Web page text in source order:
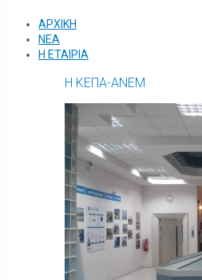
ΑΡΧΙΚΗ
ΝΕΑ
Η ΕΤΑΙΡΙΑ
Η ΚΕΠΑ-ΑΝΕΜ